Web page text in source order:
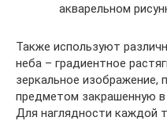
акварельном
Также используют
неба – градиентное
зеркальное изображение,
предметом закрашенную в
Для наглядности каждой